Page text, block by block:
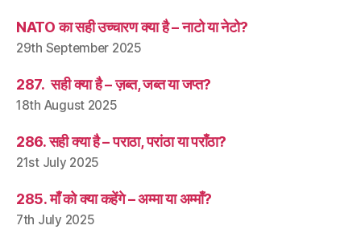
NATO का सही उच्चारण क्या है – नाटो या नेटो?
29th September 2025
287. सही क्या है – ज़ब्त, जब्त या जप्त?
18th August 2025
286. सही क्या है – पराठा, परांठा या पराँठा?
21st July 2025
285. माँ को क्या कहेंगे – अम्मा या अम्माँ?
7th July 2025